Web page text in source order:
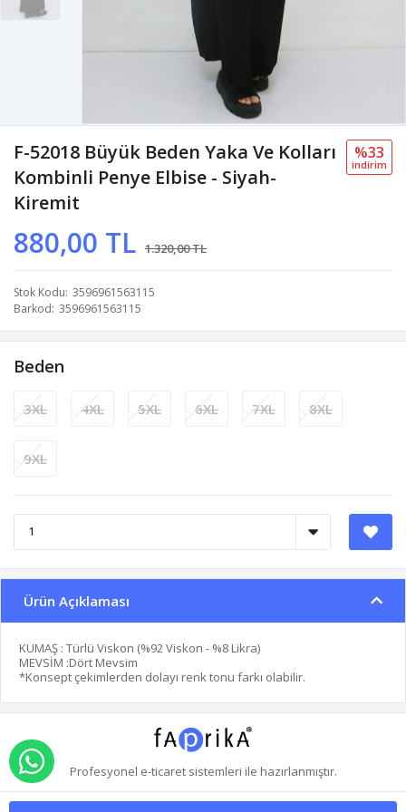
F-52018 Büyük Beden Yaka Ve Kolları
Kombinli Penye Elbise - Siyah-
Kiremit
880,00 TL 1.320,00 TL
%33
i̇ndi̇ri̇m
Stok Kodu 3596961563115
Barkod 3596961563115
Beden
3XL 4XL 5XL 6XL 7XL 8XL
9XL
Ürün Açıklaması
KUMAŞ : Türlü Viskon (%92 Viskon - %8 Likra)
MEVSİM :Dört Mevsim
*Konsept çekimlerden dolayı renk tonu farkı olabilir.
Profesyonel e-ticaretsistemleri ile hazırlanmıştır.